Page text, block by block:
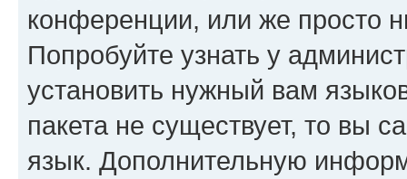
конференции, или же просто
Попробуйте узнать у
установить нужный вам
пакета не существует, то вы
язык. Дополнительную